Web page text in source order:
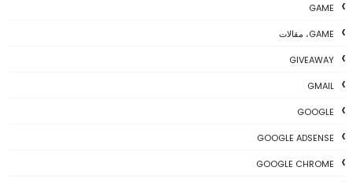
GAME
GAME، مقالات
GIVEAWAY
GMAIL
GOOGLE
GOOGLE ADSENSE
GOOGLE CHROME